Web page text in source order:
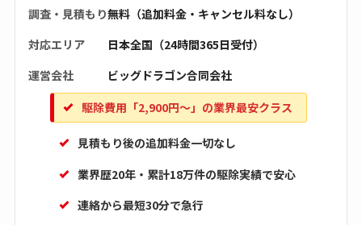
調査・見積もり無料（追加料金・キャンセル料なし）
対応エリア
日本全国（24時間365日受付）
運営会社
ビッグドラゴン合同会社
駆除費用「2,900円〜」の業界最安クラス
見積もり後の追加料金一切なし
業界歴20年・累計18万件の駆除実績で安心
連絡から最短30分で急行